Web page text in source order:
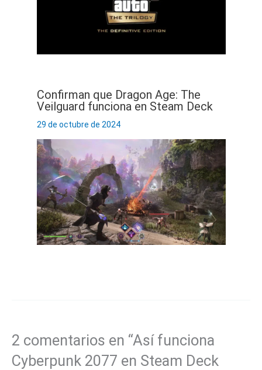
Confirman que Dragon Age: The
Veilguard funciona en Steam Deck
29 de octubre de 2024
2 comentarios en “Así funciona
Cyberpunk 2077 en Steam Deck